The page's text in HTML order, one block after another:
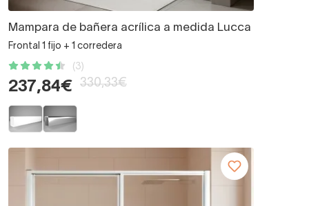
Mampara de bañera acrílica a medida Lucca
Frontal 1 fijo + 1 corredera
(3)
237,84€ 330,33€